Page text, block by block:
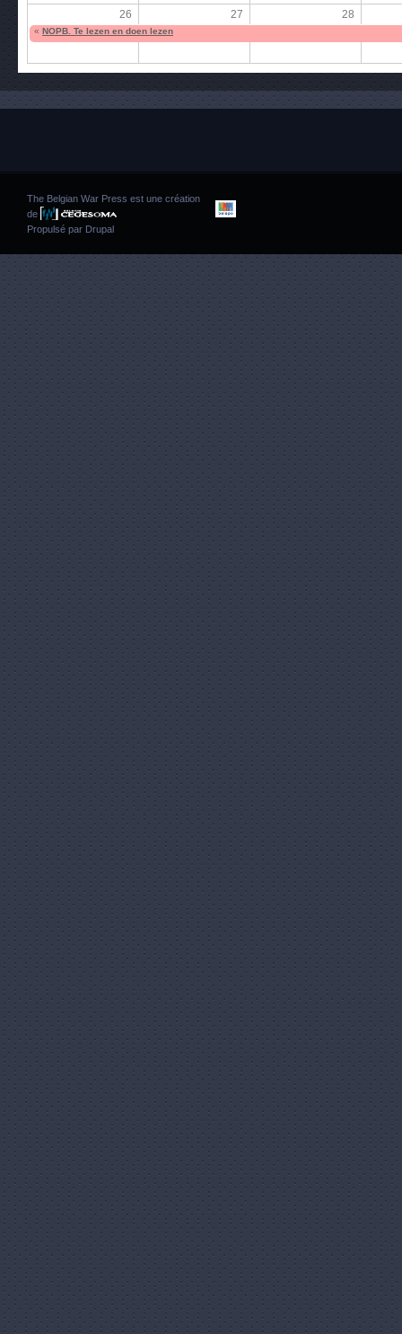
26 27 28
« NOPB. Te lezen en doen lezen
The Belgian War Press est une création
de
Propulsé par Drupal